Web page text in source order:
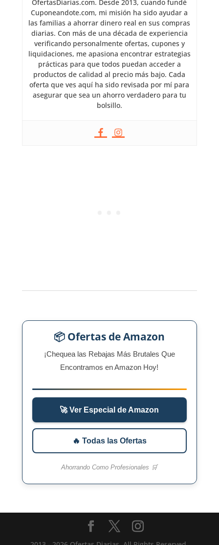
OfertasDiarias.com. Desde 2013, cuando fundé
Cuponeandote.com, mi misión ha sido ayudar a
las familias a ahorrar dinero real en sus compras
diarias. Con más de una década de experiencia
verificando personalmente ofertas, cupones y
liquidaciones, me apasiona encontrar estrategias
prácticas para que todos puedan acceder a
productos de calidad al precio más bajo. Cada
oferta que ves aquí ha sido revisada por mí para
asegurar que sea un ahorro verdadero para tu
bolsillo.
📦 Ofertas de Amazon
¡Chequea las Rebajas Más Brutales Que
Encontramos en Amazon Hoy!
🚀 Ver Especial de Amazon
🔥 Todas las Ofertas
Ahorrando Como Profesionales 🛒